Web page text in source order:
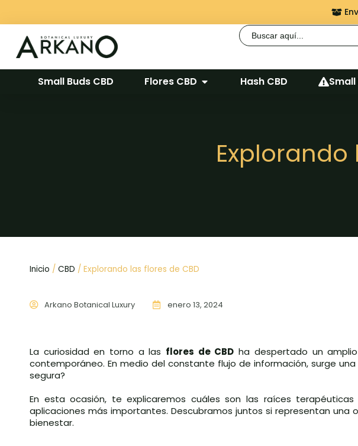
Buscar:
Small Buds CBD Flores CBD Hash CBD Small
Explorando
Inicio / CBD / Explorando las flores de CBD
Arkano Botanical Luxury enero 13, 2024
La curiosidad en torno a las flores de CBD ha despertado un
contemporáneo. En medio del constante flujo de información, surge
segura?
En esta ocasión, te explicaremos cuáles son las raíces
aplicaciones más importantes. Descubramos juntos si representan
bienestar.